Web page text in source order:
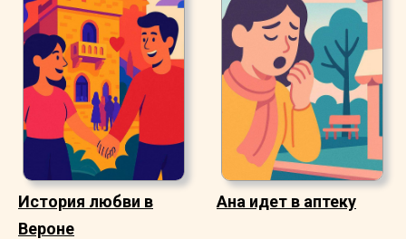
История любви в
Вероне
Ана идет в аптеку